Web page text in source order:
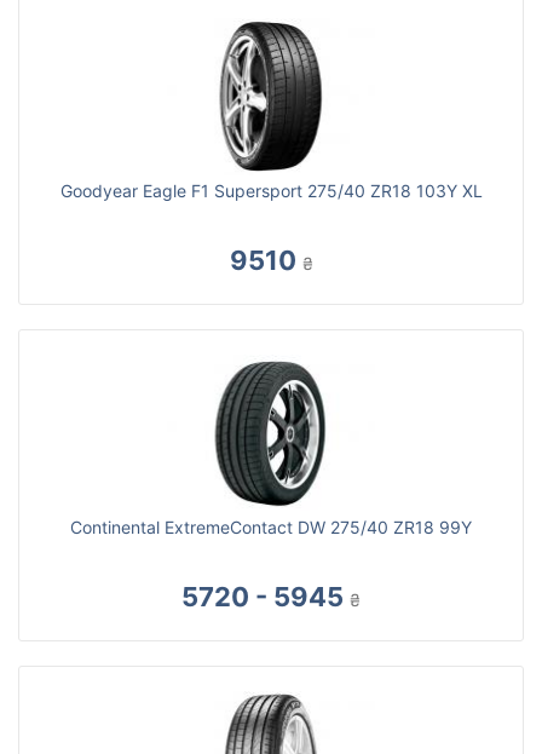
Goodyear Eagle F1 Supersport 275/40 ZR18 103Y XL
9510 ₴
Continental ExtremeContact DW 275/40 ZR18 99Y
5720 - 5945 ₴